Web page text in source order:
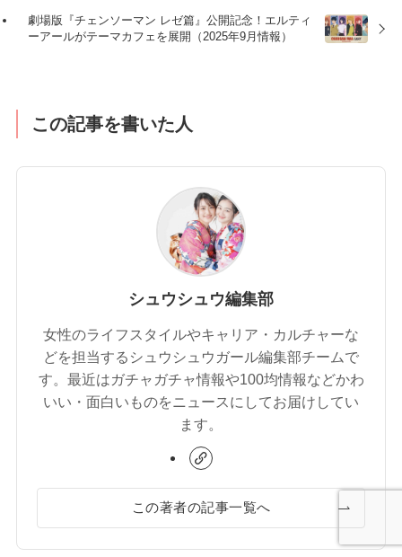
劇場版『チェンソーマン レゼ篇』公開記念！エルティ
ーアールがテーマカフェを展開（2025年9月情報）
この記事を書いた人
シュウシュウ編集部
女性のライフスタイルやキャリア・カルチャーな
どを担当するシュウシュウガール編集部チームで
す。最近はガチャガチャ情報や100均情報などかわ
いい・面白いものをニュースにしてお届けしてい
ます。
この著者の記事一覧へ